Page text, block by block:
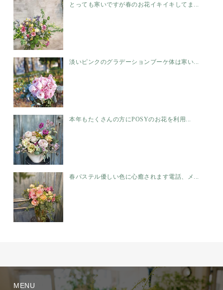
とっても寒いですが春のお花イキイキしてま...
淡いピンクのグラデーションブーケ体は寒い...
本年もたくさんの方にPOSYのお花を利用...
春パステル優しい色に心癒されます電話、メ...
MENU